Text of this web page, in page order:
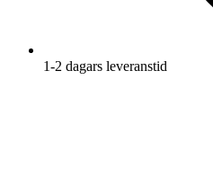
1-2 dagars leveranstid